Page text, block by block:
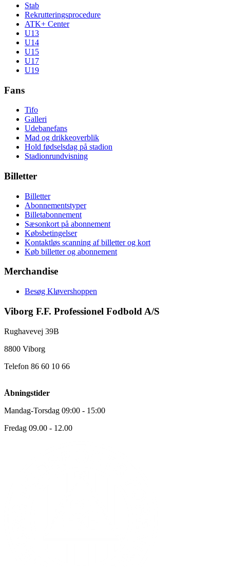
Stab
Rekrutteringsprocedure
ATK+ Center
U13
U14
U15
U17
U19
Fans
Tifo
Galleri
Udebanefans
Mad og drikkeoverblik
Hold fødselsdag på stadion
Stadionrundvisning
Billetter
Billetter
Abonnementstyper
Billetabonnement
Sæsonkort på abonnement
Købsbetingelser
Kontaktløs scanning af billetter og kort
Køb billetter og abonnement
Merchandise
Besøg Kløvershoppen
Viborg F.F. Professionel Fodbold A/S
Rughavevej 39B
8800 Viborg
Telefon 86 60 10 66
Åbningstider
Mandag-Torsdag 09:00 - 15:00
Fredag 09.00 - 12.00